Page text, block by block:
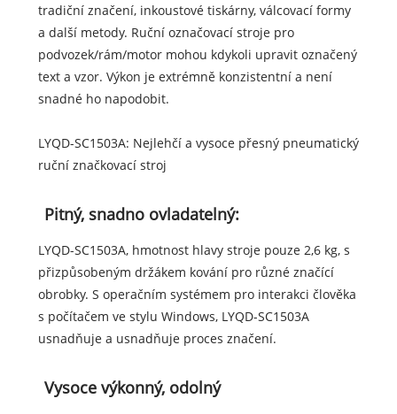
tradiční značení, inkoustové tiskárny, válcovací formy
a další metody. Ruční označovací stroje pro
podvozek/rám/motor mohou kdykoli upravit označený
text a vzor. Výkon je extrémně konzistentní a není
snadné ho napodobit.
LYQD-SC1503A: Nejlehčí a vysoce přesný pneumatický
ruční značkovací stroj
Pitný, snadno ovladatelný:
LYQD-SC1503A, hmotnost hlavy stroje pouze 2,6 kg, s
přizpůsobeným držákem kování pro různé značící
obrobky. S operačním systémem pro interakci člověka
s počítačem ve stylu Windows, LYQD-SC1503A
usnadňuje a usnadňuje proces značení.
Vysoce výkonný, odolný